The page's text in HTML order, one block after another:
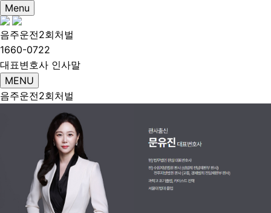
Menu
음주운전2회처벌
1660-0722
대표변호사 인사말
MENU
음주운전2회처벌